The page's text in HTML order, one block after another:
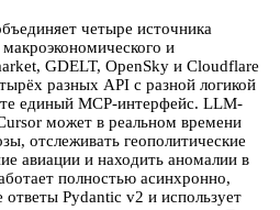
четыре источника
и
GDELT, OpenSky и Cloudflare
разных API с разной логикой
единый MCP-интерфейс. LLM-
может в реальном времени
отслеживать геополитические
авиации и находить аномалии в
полностью асинхронно,
Pydantic v2 и использует